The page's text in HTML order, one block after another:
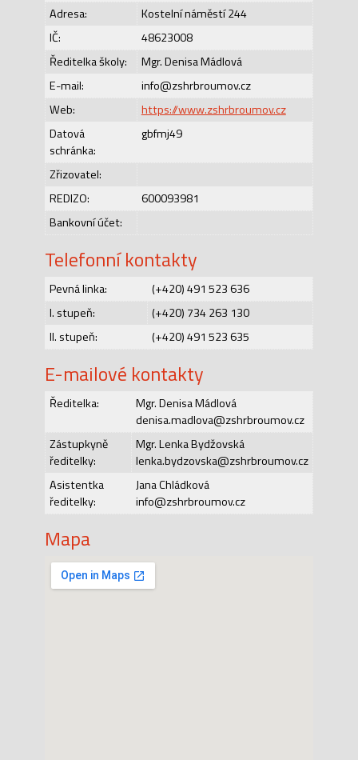
Adresa:
Kostelní náměstí 244
IČ:
48623008
Ředitelka školy:
Mgr. Denisa Mádlová
E-mail:
info@zshrbroumov.cz
Web:
https://www.zshrbroumov.cz
Datová
schránka:
gbfmj49
Zřizovatel:
REDIZO:
600093981
Bankovní účet:
Telefonní kontakty
Pevná linka:
(+420) 491 523 636
I. stupeň:
(+420) 734 263 130
II. stupeň:
(+420) 491 523 635
E-mailové kontakty
Ředitelka:
Mgr. Denisa Mádlová
denisa.madlova@zshrbroumov.cz
Zástupkyně
ředitelky:
Mgr. Lenka Bydžovská
lenka.bydzovska@zshrbroumov.cz
Asistentka
ředitelky:
Jana Chládková
info@zshrbroumov.cz
Mapa